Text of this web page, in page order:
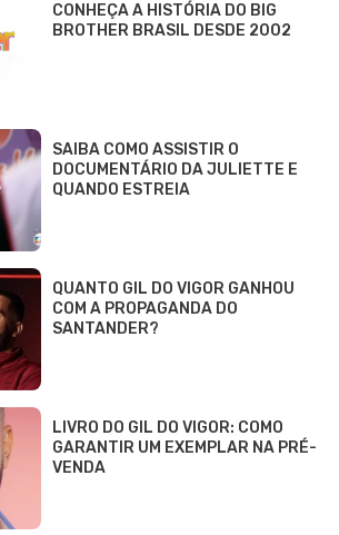
CONHEÇA A HISTÓRIA DO BIG
BROTHER BRASIL DESDE 2002
SAIBA COMO ASSISTIR O
DOCUMENTÁRIO DA JULIETTE E
QUANDO ESTREIA
QUANTO GIL DO VIGOR GANHOU
COM A PROPAGANDA DO
SANTANDER?
LIVRO DO GIL DO VIGOR: COMO
GARANTIR UM EXEMPLAR NA PRÉ-
VENDA